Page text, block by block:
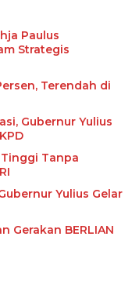
Paulus
Strategis
Terendah di
Gubernur Yulius
Tanpa
Yulius Gelar
Gerakan BERLIAN